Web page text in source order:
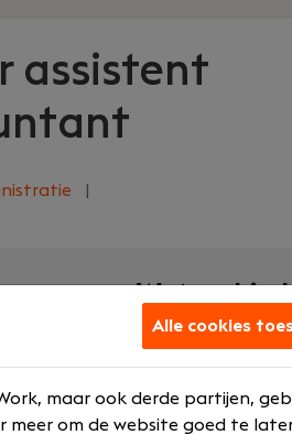
assistent
Wat we
training
Alle cookies
maar ook derde partijen,
meer om de website goed te